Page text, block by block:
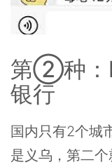
第②种：
银行
国内只有2个城
是义乌，第二